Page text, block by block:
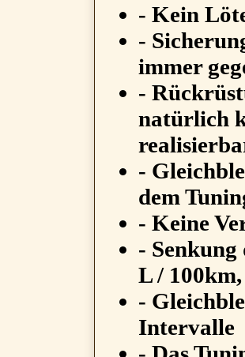
- Kein
-
immer
-
natürlich
-
dem
- Keine
-
L /
-
Intervalle